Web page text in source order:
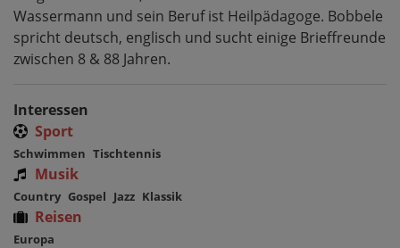
Wassermann und sein Beruf ist Heilpädagoge. Bobbele
spricht deutsch, englisch und sucht einige Brieffreunde
zwischen 8 & 88 Jahren.
Interessen
Sport
Schwimmen Tischtennis
Musik
Country Gospel Jazz Klassik
Reisen
Europa